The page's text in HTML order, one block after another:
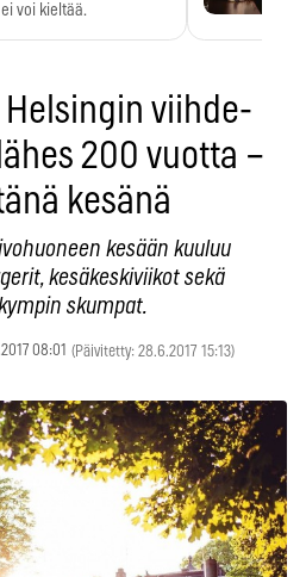
voi kieltää.
Helsingin viihde-
200 vuotta –
kesänä
kesään kuuluu
kesäkeskiviikot sekä
skumpat.
08:01 (Päivitetty: 28.6.2017 15:13)